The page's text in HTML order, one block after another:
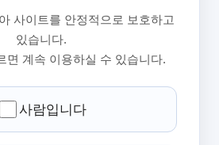
사이트를 안정적으로 보호하고
있습니다.
면 계속 이용하실 수 있습니다.
사람입니다